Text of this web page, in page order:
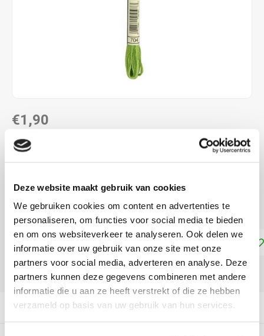
Deze website maakt gebruik van cookies
We gebruiken cookies om content en advertenties te
personaliseren, om functies voor social media te bieden
en om ons websiteverkeer te analyseren. Ook delen we
informatie over uw gebruik van onze site met onze
partners voor social media, adverteren en analyse. Deze
partners kunnen deze gegevens combineren met andere
informatie die u aan ze heeft verstrekt of die ze hebben
verzameld op basis van uw gebruik van hun services.
€1,90
DIRECT LEVERBAAR
"DMC COLOUR VARIATIONS" OF "DMC LIGHT
EFFECTS " KOOPT, ONTVANG JE EEN KORTING VAN
100% OP HET LAAGSTGEPRIJSDE PRODUCT.
Toevoegen aan winkelwagen
DELEN:
Productomschrijving